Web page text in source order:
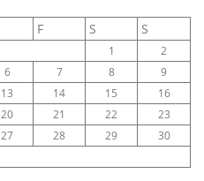
F S S
1
2
6 7 8
9
13 14 15
16
20 21 22
23
27 28 29
30